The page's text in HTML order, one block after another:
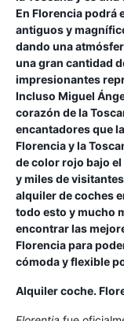
En Florencia podrá
antiguos y
dando una
una gran cantidad
impresionantes
Incluso Miguel
corazón de la
encantadores que
Florencia y la
de color rojo bajo
y miles de
alquiler de coches
todo esto y mucho
encontrar las
Florencia para
cómoda y flexible
Alquiler coche.